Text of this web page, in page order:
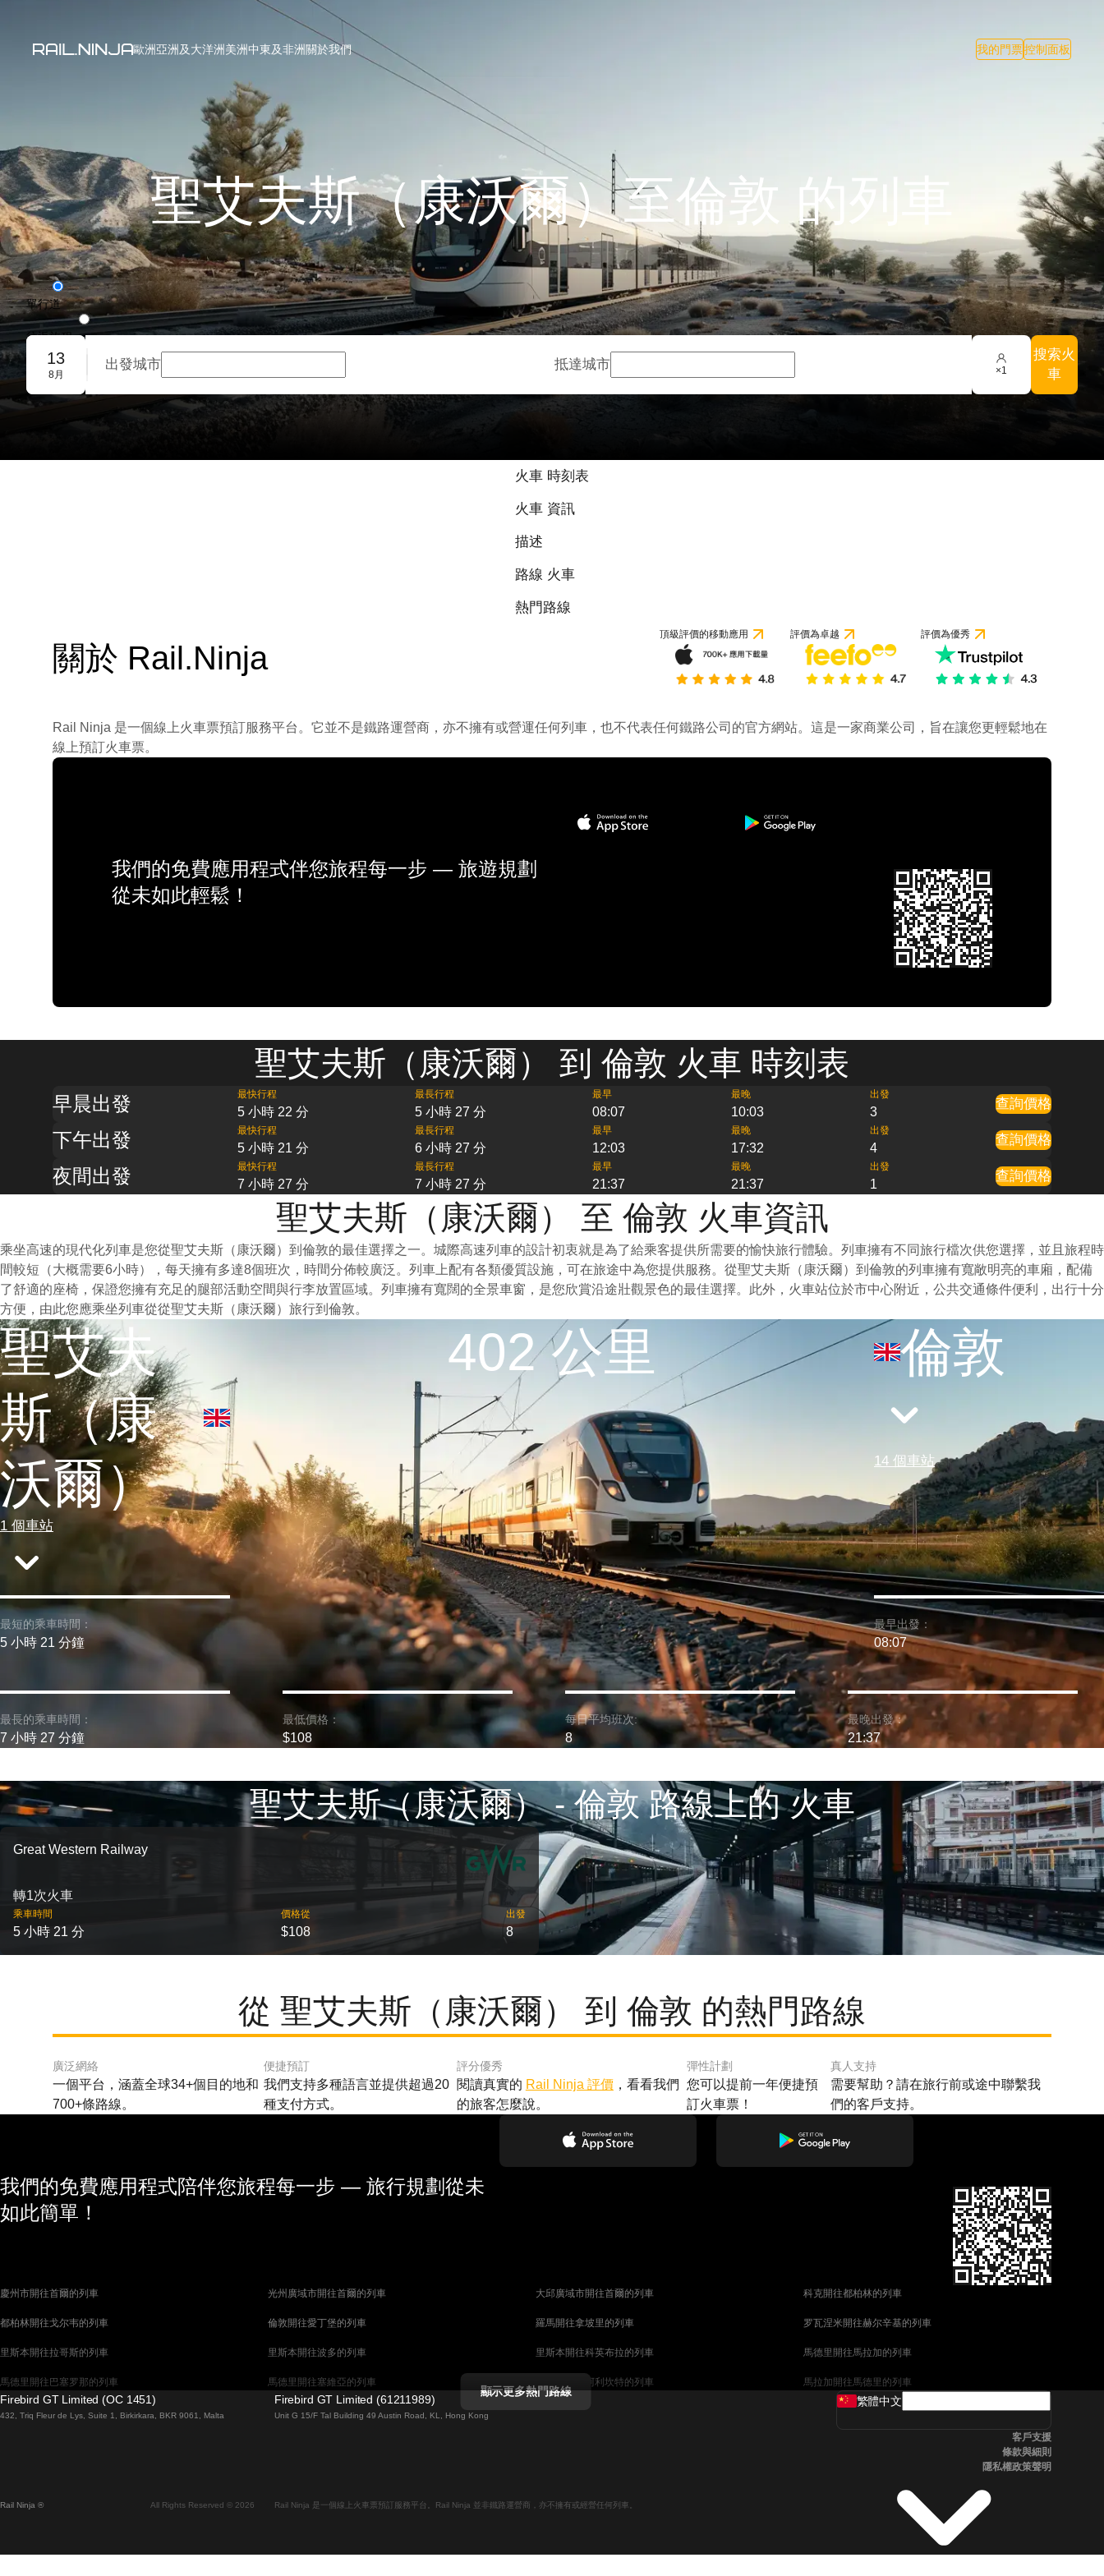
歐洲亞洲及大洋洲美洲中東及非洲關於我們 我的門票控制面板
聖艾夫斯（康沃爾）至倫敦 的列車
單行道
往返旅程
團體預訂
13
8月
出發城市 抵達城市 ×1
搜索火
車
火車 時刻表
火車 資訊
描述
路線 火車
熱門路線
關於 Rail.Ninja
頂級評價的移動應用 評價為卓越 評價為優秀
Rail Ninja 是一個線上火車票預訂服務平台。它並不是鐵路運營商，亦不擁有或營運任何列車，也不代表任何鐵路公司的官方網站。這是一家商業公司，旨在讓您更輕鬆地在
線上預訂火車票。
我們的免費應用程式伴您旅程每一步 — 旅遊規劃
從未如此輕鬆！
聖艾夫斯（康沃爾） 到 倫敦 火車 時刻表
早晨出發 最快行程
5 小時 22 分
最長行程
5 小時 27 分
最早
08:07
最晚
10:03
出發
3
查詢價格
下午出發 最快行程
5 小時 21 分
最長行程
6 小時 27 分
最早
12:03
最晚
17:32
出發
4
查詢價格
夜間出發 最快行程
7 小時 27 分
最長行程
7 小時 27 分
最早
21:37
最晚
21:37
出發
1
查詢價格
聖艾夫斯（康沃爾） 至 倫敦 火車資訊
乘坐高速的現代化列車是您從聖艾夫斯（康沃爾）到倫敦的最佳選擇之一。城際高速列車的設計初衷就是為了給乘客提供所需要的愉快旅行體驗。列車擁有不同旅行檔次供您選擇，並且旅程時
間較短（大概需要6小時），每天擁有多達8個班次，時間分佈較廣泛。列車上配有各類優質設施，可在旅途中為您提供服務。從聖艾夫斯（康沃爾）到倫敦的列車擁有寬敞明亮的車廂，配備
了舒適的座椅，保證您擁有充足的腿部活動空間與行李放置區域。列車擁有寬闊的全景車窗，是您欣賞沿途壯觀景色的最佳選擇。此外，火車站位於市中心附近，公共交通條件便利，出行十分
方便，由此您應乘坐列車從從聖艾夫斯（康沃爾）旅行到倫敦。
聖艾夫
斯（康
沃爾）
1 個車站
402 公里 倫敦
14 個車站
最短的乘車時間：
5 小時 21 分鐘
最早出發：
08:07
最長的乘車時間：
7 小時 27 分鐘
最低價格：
$108
每日平均班次:
8
最晚出發：
21:37
聖艾夫斯（康沃爾） - 倫敦 路線上的 火車
Great Western Railway
轉1次火車
乘車時間
5 小時 21 分
價格從
$108
出發
8
從 聖艾夫斯（康沃爾） 到 倫敦 的熱門路線
廣泛網絡
一個平台，涵蓋全球34+個目的地和
700+條路線。
便捷預訂
我們支持多種語言並提供超過20
種支付方式。
評分優秀
閱讀真實的 Rail Ninja 評價，看看我們
的旅客怎麼說。
彈性計劃
您可以提前一年便捷預
訂火車票！
真人支持
需要幫助？請在旅行前或途中聯繫我
們的客戶支持。
我們的免費應用程式陪伴您旅程每一步 — 旅行規劃從未
如此簡單！
慶州市開往首爾的列車 光州廣域市開往首爾的列車 大邱廣域市開往首爾的列車 科克開往都柏林的列車
都柏林開往戈尔韦的列車 倫敦開往愛丁堡的列車 羅馬開往拿坡里的列車 罗瓦涅米開往赫尔辛基的列車
里斯本開往拉哥斯的列車 里斯本開往波多的列車 里斯本開往科英布拉的列車 馬德里開往馬拉加的列車
馬德里開往巴塞罗那的列車 馬德里開往塞維亞的列車 馬德里開往阿利坎特的列車 馬拉加開往馬德里的列車
巴塞罗那開往馬德里的列車 巴塞罗那開往塞維亞的列車 威尼斯開往佛羅倫斯的列車
首爾開往蔚山廣域市的列車 首爾開往大邱廣域市的列車 首爾開往釜山的列車 斯德哥爾摩開往哥本哈根的列車
中央車站開往卑尔根的列車
顯示更多熱門路線
Firebird GT Limited (OC 1451)
432, Triq Fleur de Lys, Suite 1, Birkirkara, BKR 9061, Malta
Firebird GT Limited (61211989)
Unit G 15/F Tal Building 49 Austin Road, KL, Hong Kong
Rail Ninja ® All Rights Reserved © 2026 Rail Ninja 是一個線上火車票預訂服務平台。Rail Ninja 並非鐵路運營商，亦不擁有或經營任何列車。
繁體中文
客戶支援
條款與細則
隱私權政策聲明